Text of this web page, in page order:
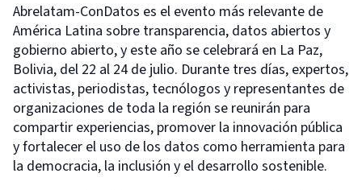
Abrelatam-ConDatos es el evento más relevante de
América Latina sobre transparencia, datos abiertos y
gobierno abierto, y este año se celebrará en La Paz,
Bolivia, del 22 al 24 de julio. Durante tres días, expertos,
activistas, periodistas, tecnólogos y representantes de
organizaciones de toda la región se reunirán para
compartir experiencias, promover la innovación pública
y fortalecer el uso de los datos como herramienta para
la democracia, la inclusión y el desarrollo sostenible.